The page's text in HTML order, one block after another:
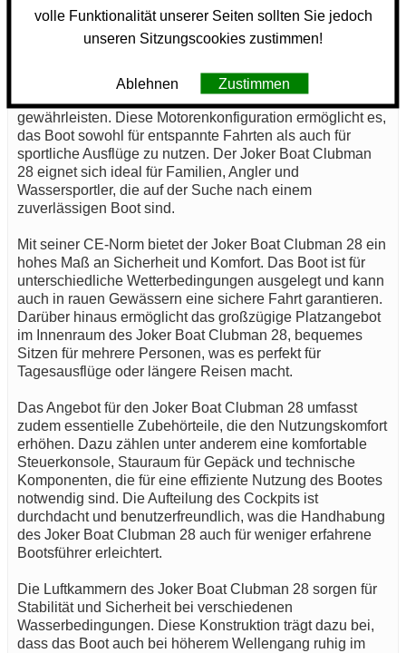
Joker Boat Clubman 28 besteht aus hochwertigen
glasfaserverstärkten Kunststoffen, die Langlebigkeit und
Widerstandsfähigkeit versprechen.
Angetrieben wird der Joker Boat Clubman 28 von zwei
Motoren, die eine hohe Leistung bei optimaler Effizienz
gewährleisten. Diese Motorenkonfiguration ermöglicht es,
das Boot sowohl für entspannte Fahrten als auch für
sportliche Ausflüge zu nutzen. Der Joker Boat Clubman
28 eignet sich ideal für Familien, Angler und
Wassersportler, die auf der Suche nach einem
zuverlässigen Boot sind.
Mit seiner CE-Norm bietet der Joker Boat Clubman 28 ein
hohes Maß an Sicherheit und Komfort. Das Boot ist für
unterschiedliche Wetterbedingungen ausgelegt und kann
auch in rauen Gewässern eine sichere Fahrt garantieren.
Darüber hinaus ermöglicht das großzügige Platzangebot
im Innenraum des Joker Boat Clubman 28, bequemes
Sitzen für mehrere Personen, was es perfekt für
Tagesausflüge oder längere Reisen macht.
Das Angebot für den Joker Boat Clubman 28 umfasst
zudem essentielle Zubehörteile, die den Nutzungskomfort
erhöhen. Dazu zählen unter anderem eine komfortable
Steuerkonsole, Stauraum für Gepäck und technische
Komponenten, die für eine effiziente Nutzung des Bootes
notwendig sind. Die Aufteilung des Cockpits ist
durchdacht und benutzerfreundlich, was die Handhabung
des Joker Boat Clubman 28 auch für weniger erfahrene
Bootsführer erleichtert.
Die Luftkammern des Joker Boat Clubman 28 sorgen für
Stabilität und Sicherheit bei verschiedenen
Wasserbedingungen. Diese Konstruktion trägt dazu bei,
dass das Boot auch bei höherem Wellengang ruhig im
volle Funktionalität unserer Seiten sollten Sie jedoch
unseren Sitzungscookies zustimmen!
Ablehnen Zustimmen